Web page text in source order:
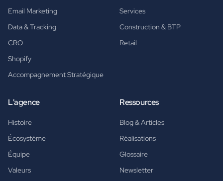
Email Marketing
Data & Tracking
CRO
Shopify
Accompagnement Stratégique
Services
Construction & BTP
Retail
L'agence
Histoire
Écosystème
Équipe
Valeurs
Ressources
Blog & Articles
Réalisations
Glossaire
Newsletter